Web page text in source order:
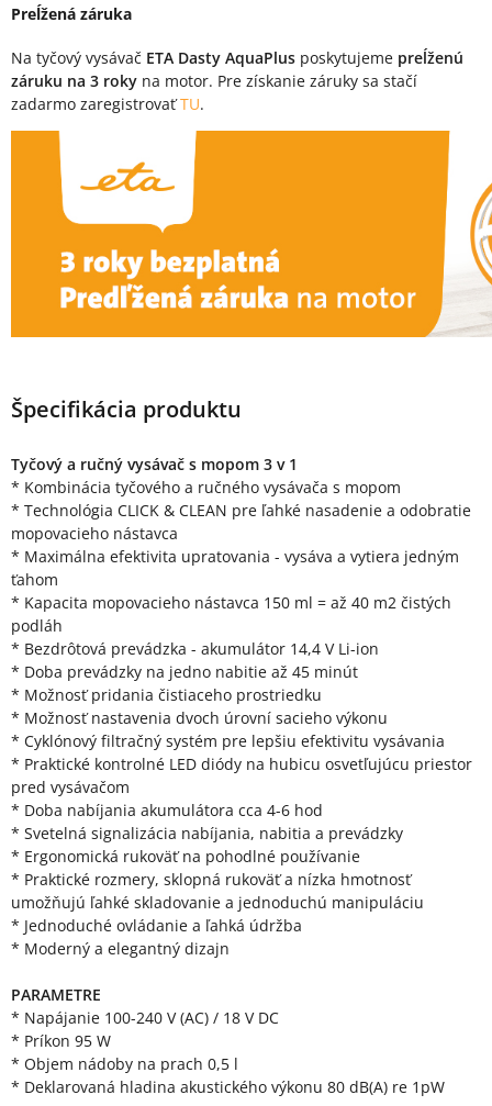
Preĺžená záruka
Na tyčový vysávač ETA Dasty AquaPlus poskytujeme preĺženú
záruku na 3 roky na motor. Pre získanie záruky sa stačí
zadarmo zaregistrovaťTU.
Špecifikácia produktu
Tyčový a ručný vysávač s mopom 3 v 1
* Kombinácia tyčového a ručného vysávača s mopom
* Technológia CLICK & CLEAN pre ľahké nasadenie a odobratie
mopovacieho nástavca
* Maximálna efektivita upratovania - vysáva a vytiera jedným
ťahom
* Kapacita mopovacieho nástavca 150 ml = až 40 m2 čistých
podláh
* Bezdrôtová prevádzka - akumulátor 14,4 V Li-ion
* Doba prevádzky na jedno nabitie až 45 minút
* Možnosť pridania čistiaceho prostriedku
* Možnosť nastavenia dvoch úrovní sacieho výkonu
* Cyklónový filtračný systém pre lepšiu efektivitu vysávania
* Praktické kontrolné LED diódy na hubicu osvetľujúcu priestor
pred vysávačom
* Doba nabíjania akumulátora cca 4-6 hod
* Svetelná signalizácia nabíjania, nabitia a prevádzky
* Ergonomická rukoväť na pohodlné používanie
* Praktické rozmery, sklopná rukoväť a nízka hmotnosť
umožňujú ľahké skladovanie a jednoduchú manipuláciu
* Jednoduché ovládanie a ľahká údržba
* Moderný a elegantný dizajn
PARAMETRE
* Napájanie 100-240 V (AC) / 18 V DC
* Príkon 95 W
* Objem nádoby na prach 0,5 l
* Deklarovaná hladina akustického výkonu 80 dB(A) re 1pW